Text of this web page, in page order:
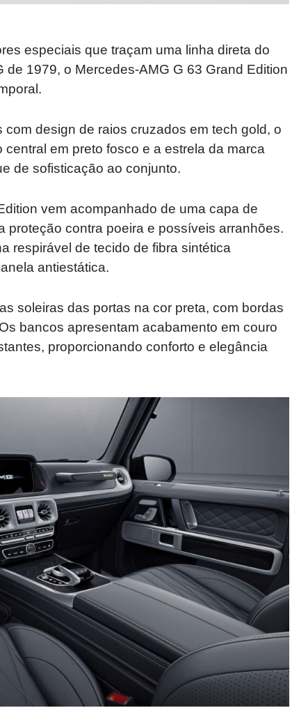
especiais que traçam uma linha direta do
1979, o Mercedes-AMG G 63 Grand Edition
design de raios cruzados em tech gold, o
em preto fosco e a estrela da marca
de sofisticação ao conjunto.
vem acompanhado de uma capa de
proteção contra poeira e possíveis arranhões.
respirável de tecido de fibra sintética
antiestática.
soleiras das portas na cor preta, com bordas
bancos apresentam acabamento em couro
proporcionando conforto e elegância